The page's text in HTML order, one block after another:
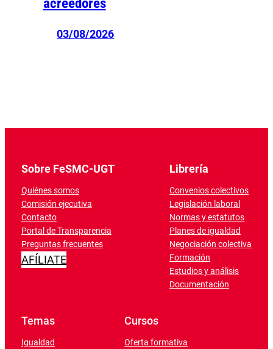
acreedores
03/08/2026
Sobre FeSMC-UGT
Quiénes somos
Comisión ejecutiva
Contacto
Portal de Transparencia
Preguntas frecuentes
AFÍLIATE
Librería
Convenios colectivos
Legislación laboral
Normas y estatutos
Planes de igualdad
Negociación colectiva
Formación
Estudios y análisis
Documentación
Temas
Igualdad
Cursos
Oferta formativa